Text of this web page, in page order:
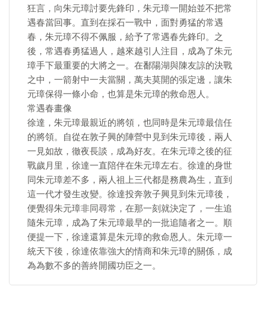
狂言，向朱元璋討要先鋒印，朱元璋一開始並不把常
遇春當回事。直到在採石一戰中，面對勇猛的常遇
春，朱元璋不得不佩服，給予了常遇春先鋒印。之
後，常遇春勇猛過人，越來越引人注目，成為了朱元
璋手下最重要的大將之一。在鄱陽湖與陳友諒的決戰
之中，一箭射中一夫當關，萬夫莫開的張定邊，讓朱
元璋保得一條小命，也算是朱元璋的救命恩人。
常遇春畫像
徐達，朱元璋最親近的將領，也同時是朱元璋最信任
的將領。自從在敦子興的陣營中見到朱元璋後，兩人
一見如故，徹夜長談，成為好友。在朱元璋之後的征
戰歲月里，徐達一直陪伴在朱元璋左右。徐達的身世
同朱元璋差不多，兩人祖上三代都是務農為生，直到
這一代才發生改變。徐達投奔敦子興見到朱元璋後，
便覺得朱元璋非同尋常，在那一刻就決定了，一生追
隨朱元璋，成為了朱元璋最早的一批追隨者之一。順
便提一下，徐達還算是朱元璋的救命恩人。朱元璋一
統天下後，徐達依靠強大的情商和朱元璋的關係，成
為為數不多的善終開國功臣之一。